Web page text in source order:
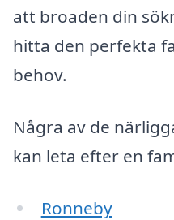
att broaden din
hitta den perfekta
behov.
Några av de
kan leta efter en
Ronneby